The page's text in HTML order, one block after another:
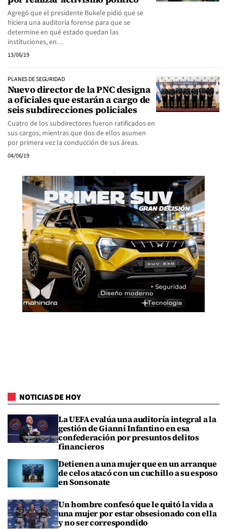
Agregó que el presidente Bukele pidió que se
hiciera una auditoría forense para que se
determine en qué estado quedan las
instituciones, en…
13/06/19
PLANES DE SEGURIDAD
Nuevo director de la PNC designa
a oficiales que estarán a cargo de
seis subdirecciones policiales
Cuatro de los subdirectores fueron ratificados en
sus cargos, mientras que dos de ellos asumen
por primera vez la conducción de sus áreas.
04/06/19
NOTICIAS DE HOY
La UEFA evalúa una auditoría integral a la
gestión de Gianni Infantino en esa
confederación por presuntos delitos
financieros
Detienen a una mujer que en un arranque
de celos atacó con un cuchillo a su esposo
en Sonsonate
Un hombre confesó que le quitó la vida a
una mujer por estar obsesionado con ella
y no ser correspondido